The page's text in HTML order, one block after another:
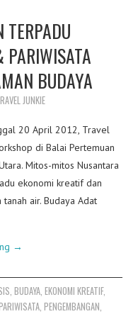
TERPADU
PARIWISATA
BUDAYA
JUNKIE
20 April 2012, Travel
di Balai Pertemuan
Mitos-mitos Nusantara
ekonomi kreatif dan
air. Budaya Adat
→
BUDAYA, EKONOMI KREATIF,
,PENGEMBANGAN